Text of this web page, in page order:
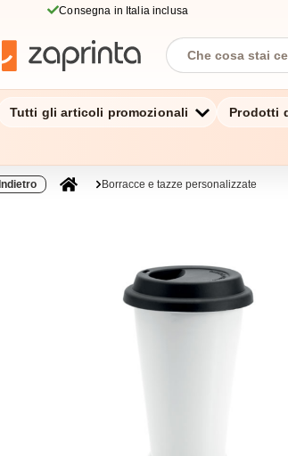
Consegna in Italia inclusa
Tutti gli articoli promozionali Prodotti
Indietro Borracce e tazze personalizzate